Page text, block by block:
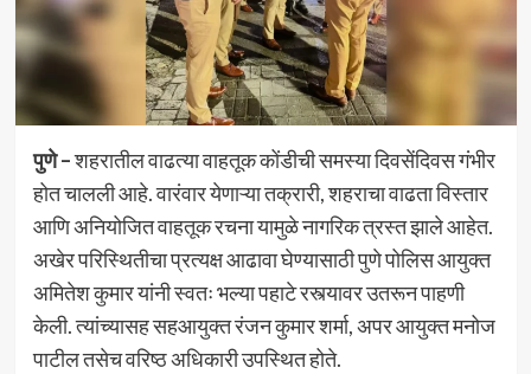
पुणे –शहरातील वाढत्या वाहतूक कोंडीची समस्या दिवसेंदिवस गंभीर
होत चालली आहे. वारंवार येणाऱ्या तक्रारी, शहराचा वाढता विस्तार
आणि अनियोजित वाहतूक रचना यामुळे नागरिक त्रस्त झाले आहेत.
अखेर परिस्थितीचा प्रत्यक्ष आढावा घेण्यासाठी पुणे पोलिस आयुक्त
अमितेश कुमार यांनी स्वतः भल्या पहाटे रस्त्यावर उतरून पाहणी
केली. त्यांच्यासह सहआयुक्त रंजन कुमार शर्मा, अपर आयुक्त मनोज
पाटील तसेच वरिष्ठ अधिकारी उपस्थित होते.